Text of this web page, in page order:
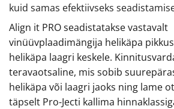
kuid samas efektiivseks
Align it PRO seadistatakse vastavalt
vinüüvplaadimängija helikäpa
helikäpa laagri keskele.
teravaotsaline, mis sobib
helikäpa või laagri jaoks ning lame
täpselt Pro-Jecti kallima